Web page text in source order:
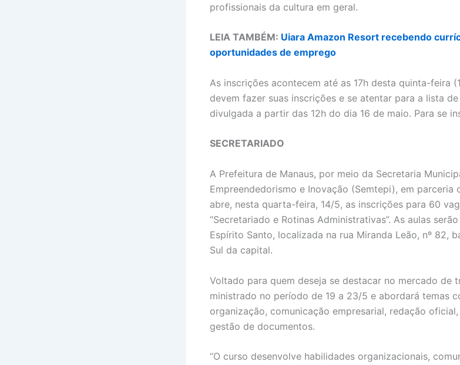
profissionais da cultura em geral.
LEIA TAMBÉM: Uiara Amazon Resort recebendo
oportunidades de emprego
As inscrições acontecem até as 17h desta quinta-feira
devem fazer suas inscrições e se atentar para a lista
divulgada a partir das 12h do dia 16 de maio. Para se
SECRETARIADO
A Prefeitura de Manaus, por meio da Secretaria
Empreendedorismo e Inovação (Semtepi), em parceria
abre, nesta quarta-feira, 14/5, as inscrições para 60
“Secretariado e Rotinas Administrativas”. As aulas
Espírito Santo, localizada na rua Miranda Leão, nº 82,
Sul da capital.
Voltado para quem deseja se destacar no mercado de
ministrado no período de 19 a 23/5 e abordará temas
organização, comunicação empresarial, redação
gestão de documentos.
“O curso desenvolve habilidades organizacionais,